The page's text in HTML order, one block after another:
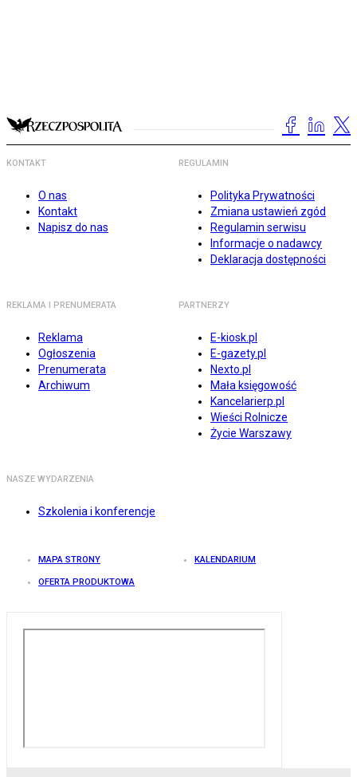
KONTAKT
O nas
Kontakt
Napisz do nas
REGULAMIN
Polityka Prywatności
Zmiana ustawień zgód
Regulamin serwisu
Informacje o nadawcy
Deklaracja dostępności
REKLAMA I PRENUMERATA
Reklama
Ogłoszenia
Prenumerata
Archiwum
PARTNERZY
E-kiosk.pl
E-gazety.pl
Nexto.pl
Mała księgowość
Kancelarierp.pl
Wieści Rolnicze
Życie Warszawy
NASZE WYDARZENIA
Szkolenia i konferencje
MAPA STRONY KALENDARIUM
OFERTA PRODUKTOWA